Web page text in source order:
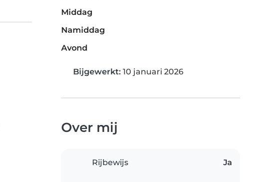
Middag
Namiddag
Avond
Bijgewerkt: 10 januari 2026
Over mij
Rijbewijs Ja